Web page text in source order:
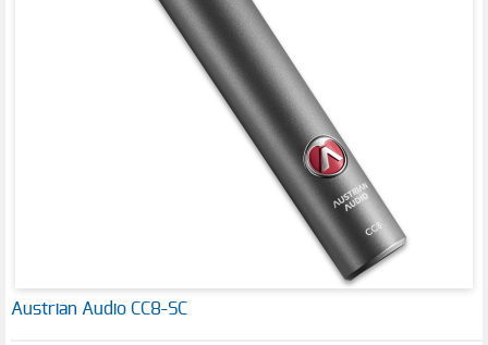
Austrian Audio CC8-SC